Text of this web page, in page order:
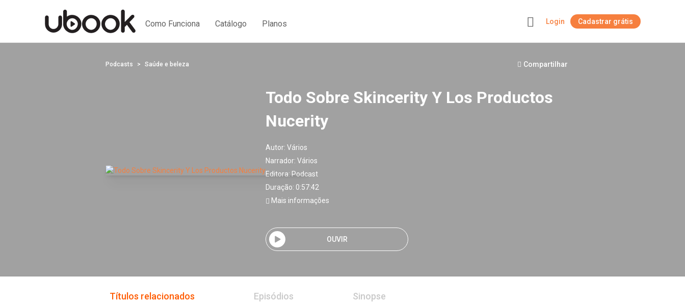
Como Funciona Catálogo Planos Login Cadastrar grátis
Podcasts Saúde e beleza Compartilhar
Todo Sobre Skincerity Y Los Productos
Nucerity
Autor: Vários
Narrador: Vários
Editora: Podcast
Duração: 0:57:42
Mais informações
OUVIR
Títulos relacionados Episódios Sinopse